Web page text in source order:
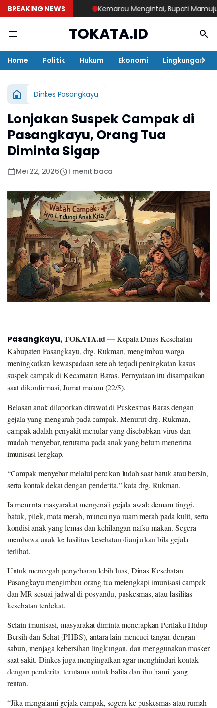
BREAKING NEWS Kemarau Mengintai, Bupati Mamuju
TOKATA.ID
Home Politik Hukum Ekonomi Lingkungan
Dinkes Pasangkayu
Lonjakan Suspek Campak di
Pasangkayu, Orang Tua
Diminta Sigap
Mei 22, 2026 1 menit baca
Pasangkayu, TOKATA.id —Kepala Dinas Kesehatan
Kabupaten Pasangkayu, drg. Rukman, mengimbau warga
meningkatkan kewaspadaan setelah terjadi peningkatan kasus
suspek campak di Kecamatan Baras. Pernyataan itu disampaikan
saat dikonfirmasi, Jumat malam (22/5).
Belasan anak dilaporkan dirawat di Puskesmas Baras dengan
gejala yang mengarah pada campak. Menurut drg. Rukman,
campak adalah penyakit menular yang disebabkan virus dan
mudah menyebar, terutama pada anak yang belum menerima
imunisasi lengkap.
“Campak menyebar melalui percikan ludah saat batuk atau bersin,
serta kontak dekat dengan penderita,” kata drg. Rukman.
Ia meminta masyarakat mengenali gejala awal: demam tinggi,
batuk, pilek, mata merah, munculnya ruam merah pada kulit, serta
kondisi anak yang lemas dan kehilangan nafsu makan. Segera
membawa anak ke fasilitas kesehatan dianjurkan bila gejala
terlihat.
Untuk mencegah penyebaran lebih luas, Dinas Kesehatan
Pasangkayu mengimbau orang tua melengkapi imunisasi campak
dan MR sesuai jadwal di posyandu, puskesmas, atau fasilitas
kesehatan terdekat.
Selain imunisasi, masyarakat diminta menerapkan Perilaku Hidup
Bersih dan Sehat (PHBS), antara lain mencuci tangan dengan
sabun, menjaga kebersihan lingkungan, dan menggunakan masker
saat sakit. Dinkes juga mengingatkan agar menghindari kontak
dengan penderita, terutama untuk balita dan ibu hamil yang
rentan.
“Jika mengalami gejala campak, segera ke puskesmas atau rumah